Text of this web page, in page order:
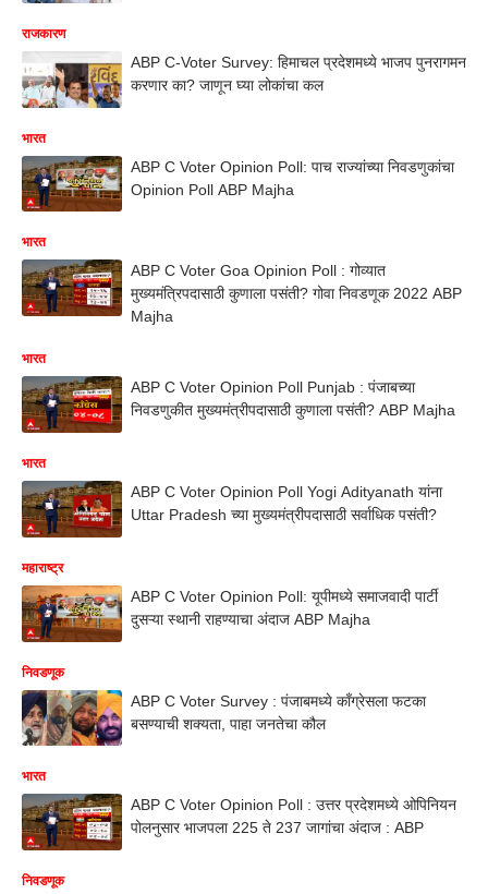
राजकारण
ABP C-Voter Survey: हिमाचल प्रदेशमध्ये भाजप पुनरागमन
करणार का? जाणून घ्या लोकांचा कल
भारत
ABP C Voter Opinion Poll: पाच राज्यांच्या निवडणुकांचा
Opinion Poll ABP Majha
भारत
ABP C Voter Goa Opinion Poll : गोव्यात
मुख्यमंत्रिपदासाठी कुणाला पसंती? गोवा निवडणूक 2022 ABP
Majha
भारत
ABP C Voter Opinion Poll Punjab : पंजाबच्या
निवडणुकीत मुख्यमंत्रीपदासाठी कुणाला पसंती? ABP Majha
भारत
ABP C Voter Opinion Poll Yogi Adityanath यांना
Uttar Pradesh च्या मुख्यमंत्रीपदासाठी सर्वाधिक पसंती?
महाराष्ट्र
ABP C Voter Opinion Poll: यूपीमध्ये समाजवादी पार्टी
दुसऱ्या स्थानी राहण्याचा अंदाज ABP Majha
निवडणूक
ABP C Voter Survey : पंजाबमध्ये काँग्रेसला फटका
बसण्याची शक्यता, पाहा जनतेचा कौल
भारत
ABP C Voter Opinion Poll : उत्तर प्रदेशमध्ये ओपिनियन
पोलनुसार भाजपला 225 ते 237 जागांचा अंदाज : ABP
निवडणूक